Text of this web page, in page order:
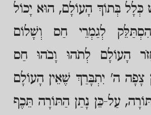
כְּלָל בְּתוֹךְ הָעוֹלָם, הוּא יָכוֹל
לְגַמְרֵי חַס וְשָׁלוֹם
הָעוֹלָם לְתֹהוּ וָבֹהוּ חַס
צָפָה ה' יִתְבָּרַךְ שֶׁאֵין הָעוֹלָם
עַל-כֵּן נָתַן הַתּוֹרָה תֵּכֶף